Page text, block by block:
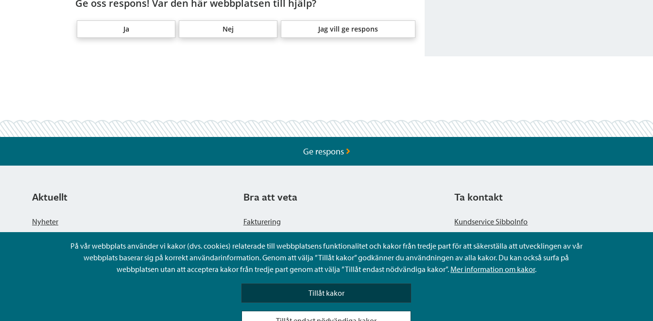
Ge oss respons! Var den här webbplatsen till hjälp?
Ja Nej Jag vill ge respons
På vår webbplats använder vi kakor (dvs. cookies) relaterade till webbplatsens funktionalitet och kakor från tredje part för att säkerställa att utvecklingen av vår
webbplats baserar sig på korrekt användarinformation. Genom att välja ”Tillåt kakor” godkänner du användningen av alla kakor. Du kan också surfa på
webbplatsen utan att acceptera kakor från tredje part genom att välja ”Tillåt endast nödvändiga kakor”. Mer information om kakor.
Tillåt kakor
Ge respons
Aktuellt
Nyheter
Kungörelser
Bra att veta
Fakturering
Dataskyddsbeskrivning
Tillgänglighetsutlåtande
Ta kontakt
Kundservice SibboInfo
Ge anonym respons
Ställ en fråga eller sköta ditt ärende